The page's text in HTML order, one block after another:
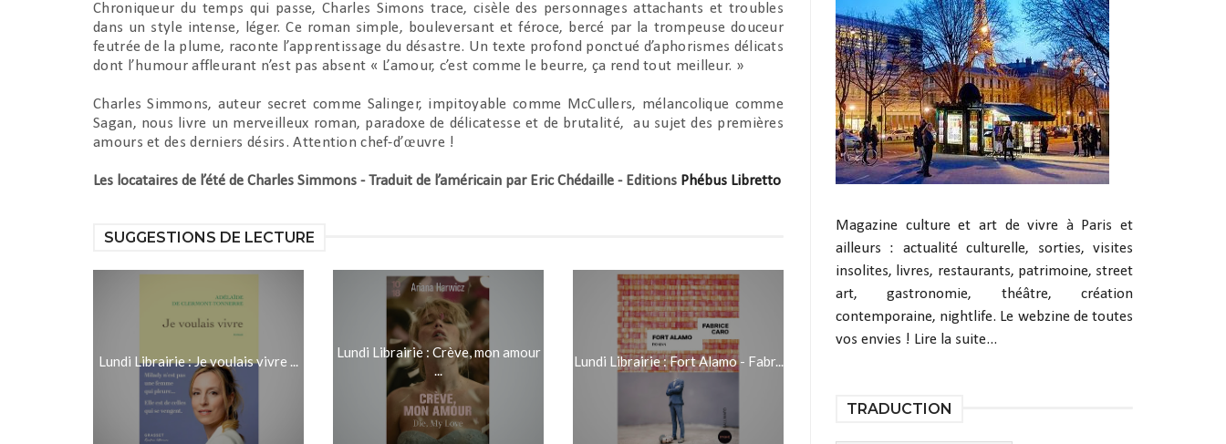
Chroniqueur du temps qui passe, Charles Simons trace, cisèle des personnages attachants et troubles
dans un style intense, léger. Ce roman simple, bouleversant et féroce, bercé par la trompeuse douceur
feutrée de la plume, raconte l’apprentissage du désastre. Un texte profond ponctué d’aphorismes délicats
dont l’humour affleurant n’est pas absent « L’amour, c’est comme le beurre, ça rend tout meilleur. »
Charles Simmons, auteur secret comme Salinger, impitoyable comme McCullers, mélancolique comme
Sagan, nous livre un merveilleux roman, paradoxe de délicatesse et de brutalité, au sujet des premières
amours et des derniers désirs. Attention chef-d’œuvre !
Les locataires de l’été de Charles Simmons - Traduit de l’américain par Eric Chédaille - Editions Phébus Libretto
SUGGESTIONS DE LECTURE
Lundi Librairie : Je voulais vivre ...
Lundi Librairie : Crève, mon amour
...
Lundi Librairie : Fort Alamo - Fabr...
Magazine culture et art de vivre à Paris et
ailleurs : actualité culturelle, sorties, visites
insolites, livres, restaurants, patrimoine, street
art, gastronomie, théâtre, création
contemporaine, nightlife. Le webzine de toutes
vos envies ! Lire la suite...
TRADUCTION